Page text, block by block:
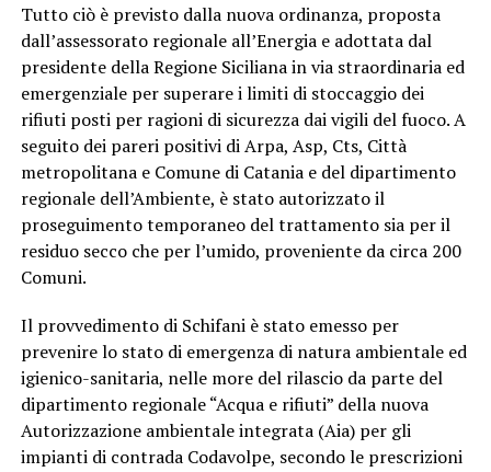
Tutto ciò è previsto dalla nuova ordinanza, proposta
dall’assessorato regionale all’Energia e adottata dal
presidente della Regione Siciliana in via straordinaria ed
emergenziale per superare i limiti di stoccaggio dei
rifiuti posti per ragioni di sicurezza dai vigili del fuoco. A
seguito dei pareri positivi di Arpa, Asp, Cts, Città
metropolitana e Comune di Catania e del dipartimento
regionale dell’Ambiente, è stato autorizzato il
proseguimento temporaneo del trattamento sia per il
residuo secco che per l’umido, proveniente da circa 200
Comuni.
Il provvedimento di Schifani è stato emesso per
prevenire lo stato di emergenza di natura ambientale ed
igienico-sanitaria, nelle more del rilascio da parte del
dipartimento regionale “Acqua e rifiuti” della nuova
Autorizzazione ambientale integrata (Aia) per gli
impianti di contrada Codavolpe, secondo le prescrizioni